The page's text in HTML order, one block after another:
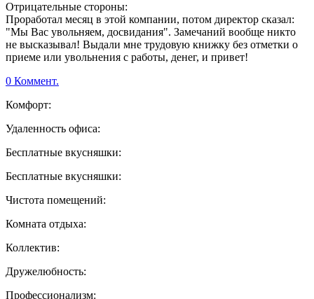
Отрицательные стороны:
Проработал месяц в этой компании, потом директор сказал:
"Мы Вас увольняем, досвидания". Замечаний вообще никто
не высказывал! Выдали мне трудовую книжку без отметки о
приеме или увольнения с работы, денег, и привет!
0 Коммент.
Комфорт:
Удаленность офиса:
Бесплатные вкусняшки:
Бесплатные вкусняшки:
Чистота помещений:
Комната отдыха:
Коллектив:
Дружелюбность:
Профессионализм: